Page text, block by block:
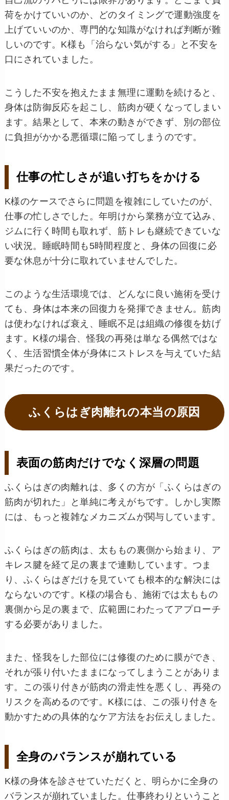
荷をかけていいのか、どのタイミングで運動強度を
上げていいのか、専門的な知識がなければ判断が難
しいのです。K様も「治らない気がする」と不安を
口にされていました。
こうした不安を抱えたまま無理に運動を続けると、
身体は防御反応を起こし、筋肉が硬くなってしまい
ます。結果として、本来の動きができず、別の部位
に負担がかかる悪循環に陥ってしまうのです。
仕事の忙しさが追い打ちをかける
K様のケースでさらに問題を複雑にしていたのが、
仕事の忙しさでした。年明けから業務が立て込み、
ジムに行く時間も取れず、筋トレも継続できていな
い状況。睡眠時間も5時間程度と、身体の回復に必
要な休息が十分に取れていませんでした。
このような生活環境では、どんなに良い施術を受け
ても、身体は本来の回復力を発揮できません。筋肉
は使わなければ衰え、睡眠不足は組織の修復を妨げ
ます。K様の場合、怪我の再発は単なる偶然ではな
く、生活習慣全体が身体にストレスを与えていた結
果だったのです。
ふくらはぎ肉離れの本当の原因
表面の筋肉だけでなく深層の問題
ふくらはぎの肉離れは、多くの方が「ふくらはぎの
筋肉が切れた」と単純に考えがちです。しかし実際
には、もっと複雑なメカニズムが関与しています。
ふくらはぎの筋肉は、太ももの裏側から始まり、ア
キレス腱を経て足の裏まで連動しています。つま
り、ふくらはぎだけを見ていても根本的な解決には
ならないのです。K様の場合も、施術では太ももの
裏側から足の裏まで、広範囲にわたってアプローチ
する必要がありました。
また、怪我をした部位には修復のために膜ができ、
それが張り付いたままになってしまうことがありま
す。この張り付きが筋肉の滑走性を悪くし、再発の
リスクを高めるのです。K様には、この張り付きを
動かすための具体的なケア方法をお伝えしました。
全身のバランスが崩れている
K様の身体を診させていただくと、明らかに全身の
バランスが崩れていました。仕事終わりということ